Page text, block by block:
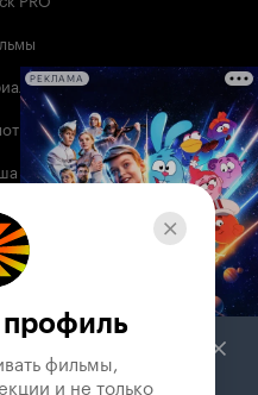
РЕКЛАМА
профиль
фильмы,
и не только